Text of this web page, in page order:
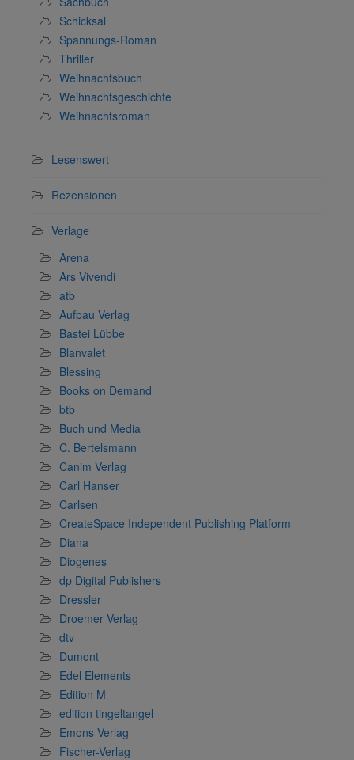
Schicksal
Spannungs-Roman
Thriller
Weihnachtsbuch
Weihnachtsgeschichte
Weihnachtsroman
Lesenswert
Rezensionen
Verlage
Arena
Ars Vivendi
atb
Aufbau Verlag
Bastei Lübbe
Blanvalet
Blessing
Books on Demand
btb
Buch und Media
C. Bertelsmann
Canim Verlag
Carl Hanser
Carlsen
CreateSpace Independent Publishing Platform
Diana
Diogenes
dp Digital Publishers
Dressler
Droemer Verlag
dtv
Dumont
Edel Elements
Edition M
edition tingeltangel
Emons Verlag
Fischer-Verlag